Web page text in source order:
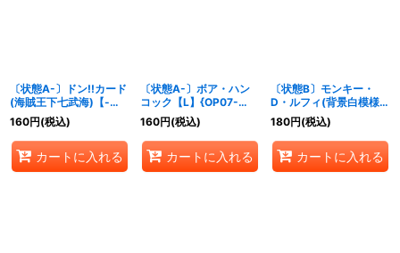
〔状態A-〕ドン!!カード
(海賊王下七武海)【-】
{-}
160円(税込)
カートに入れる
〔状態A-〕ボア・ハン
コック【L】{OP07-
038}
160円(税込)
カートに入れる
〔状態B〕モンキー・
D・ルフィ(背景白模様無
し/ エラー修正
後/illust:nakamaru)
【SR】{OP07-109}
180円(税込)
カートに入れる